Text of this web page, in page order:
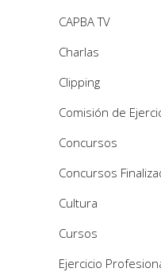
CAPBA TV
Charlas
Clipping
Comisión de
Concursos
Concursos
Cultura
Cursos
Ejercicio